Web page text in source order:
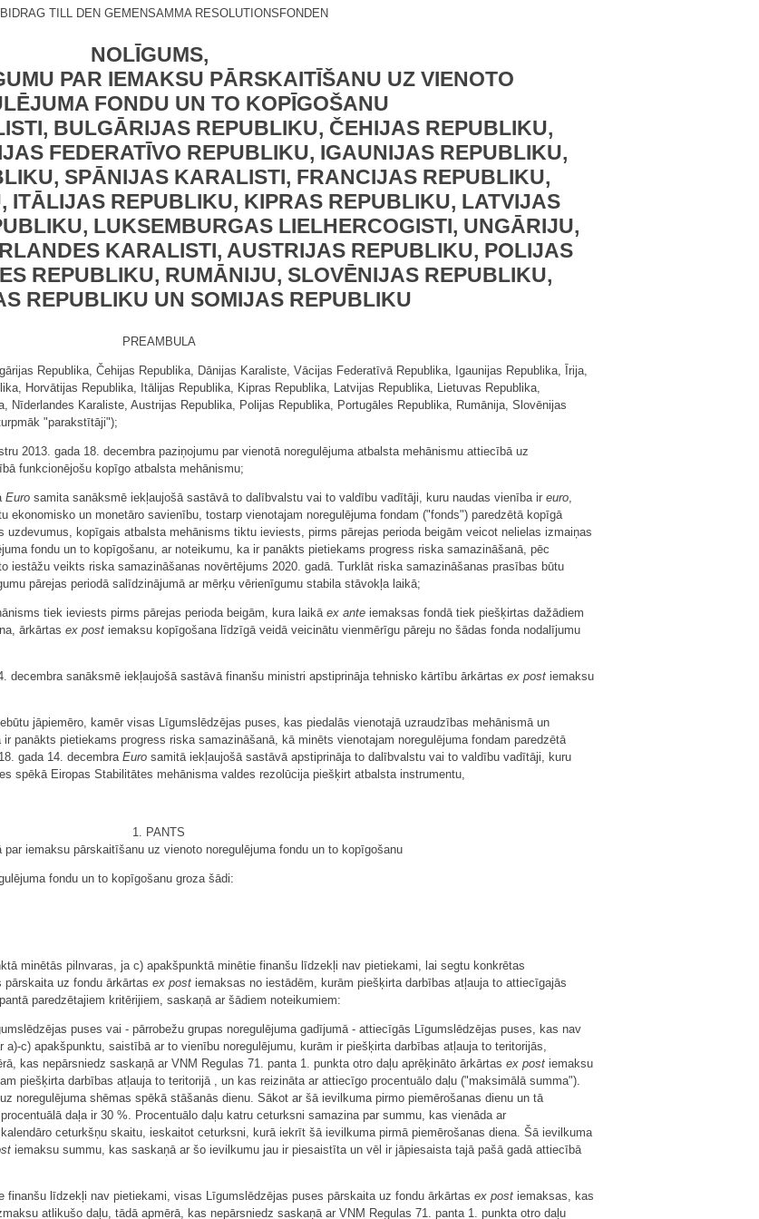
TILL DEN GEMENSAMMA RESOLUTIONSFONDEN
NOLĪGUMS,
PAR IEMAKSU PĀRSKAITĪŠANU UZ VIENOTO
FONDU UN TO KOPĪGOŠANU
BULGĀRIJAS REPUBLIKU, ČEHIJAS REPUBLIKU,
FEDERATĪVO REPUBLIKU, IGAUNIJAS REPUBLIKU,
SPĀNIJAS KARALISTI, FRANCIJAS REPUBLIKU,
ITĀLIJAS REPUBLIKU, KIPRAS REPUBLIKU, LATVIJAS
LUKSEMBURGAS LIELHERCOGISTI, UNGĀRIJU,
KARALISTI, AUSTRIJAS REPUBLIKU, POLIJAS
REPUBLIKU, RUMĀNIJU, SLOVĒNIJAS REPUBLIKU,
REPUBLIKU UN SOMIJAS REPUBLIKU
PREAMBULA
Republika, Čehijas Republika, Dānijas Karaliste, Vācijas Federatīvā Republika, Igaunijas Republika, Īrija,
Horvātijas Republika, Itālijas Republika, Kipras Republika, Latvijas Republika, Lietuvas Republika,
Nīderlandes Karaliste, Austrijas Republika, Polijas Republika, Portugāles Republika, Rumānija, Slovēnijas
"parakstītāji");
2013. gada 18. decembra paziņojumu par vienotā noregulējuma atbalsta mehānismu attiecībā uz
funkcionējošu kopīgo atbalsta mehānismu;
Euro samita sanāksmē iekļaujošā sastāvā to dalībvalstu vai to valdību vadītāji, kuru naudas vienība ir euro,
ekonomisko un monetāro savienību, tostarp vienotajam noregulējuma fondam ("fonds") paredzētā kopīgā
kopīgais atbalsta mehānisms tiktu ieviests, pirms pārejas perioda beigām veicot nelielas izmaiņas
fondu un to kopīgošanu, ar noteikumu, ka ir panākts pietiekams progress riska samazināšanā, pēc
iestāžu veikts riska samazināšanas novērtējums 2020. gadā. Turklāt riska samazināšanas prasības būtu
pārejas periodā salīdzinājumā ar mērķu vērienīgumu stabila stāvokļa laikā;
tiek ieviests pirms pārejas perioda beigām, kura laikāex ante iemaksas fondā tiek piešķirtas dažādiem
ārkārtas ex post iemaksu kopīgošana līdzīgā veidā veicinātu vienmērīgu pāreju no šādas fonda nodalījumu
decembra sanāksmē iekļaujošā sastāvā finanšu ministri apstiprināja tehnisko kārtību ārkārtas ex post iemaksu
jāpiemēro, kamēr visas Līgumslēdzējas puses, kas piedalās vienotajā uzraudzības mehānismā un
panākts pietiekams progress riska samazināšanā, kā minēts vienotajam noregulējuma fondam paredzētā
gada 14. decembraEuro samitā iekļaujošā sastāvā apstiprināja to dalībvalstu vai to valdību vadītāji, kuru
spēkā Eiropas Stabilitātes mehānisma valdes rezolūcija piešķirt atbalsta instrumentu,
1. PANTS
par iemaksu pārskaitīšanu uz vienoto noregulējuma fondu un to kopīgošanu
fondu un to kopīgošanu groza šādi:
minētās pilnvaras, ja c) apakšpunktā minētie finanšu līdzekļi nav pietiekami, lai segtu konkrētas
uz fondu ārkārtas ex post iemaksas no iestādēm, kurām piešķirta darbības atļauja to attiecīgajās
paredzētajiem kritērijiem, saskaņā ar šādiem noteikumiem:
puses vai - pārrobežu grupas noregulējuma gadījumā - attiecīgās Līgumslēdzējas puses, kas nav
c) apakšpunktu, saistībā ar to vienību noregulējumu, kurām ir piešķirta darbības atļauja to teritorijās,
kas nepārsniedz saskaņā ar VNM Regulas 71. panta 1. punkta otro daļu aprēķināto ārkārtas ex post iemaksu
piešķirta darbības atļauja to teritorijā , un kas reizināta ar attiecīgo procentuālo daļu ("maksimālā summa").
noregulējuma shēmas spēkā stāšanās dienu. Sākot ar šā ievilkuma pirmo piemērošanas dienu un tā
daļa ir 30 %. Procentuālo daļu katru ceturksni samazina par summu, kas vienāda ar
ceturkšņu skaitu, ieskaitot ceturksni, kurā iekrīt šā ievilkuma pirmā piemērošanas diena. Šā ievilkuma
iemaksu summu, kas saskaņā ar šo ievilkumu jau ir piesaistīta un vēl ir jāpiesaista tajā pašā gadā attiecībā
finanšu līdzekļi nav pietiekami, visas Līgumslēdzējas puses pārskaita uz fondu ārkārtas ex post iemaksas, kas
atlikušo daļu, tādā apmērā, kas nepārsniedz saskaņā ar VNM Regulas 71. panta 1. punkta otro daļu